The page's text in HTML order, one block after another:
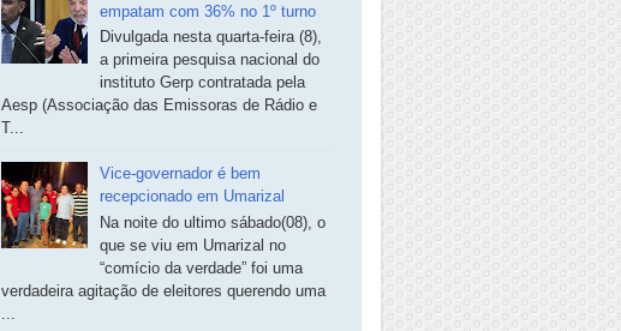
empatam com 36% no 1º turno
Divulgada nesta quarta-feira (8),
a primeira pesquisa nacional do
instituto Gerp contratada pela
Aesp (Associação das Emissoras de Rádio e
T...
Vice-governador é bem
recepcionado em Umarizal
Na noite do ultimo sábado(08), o
que se viu em Umarizal no
“comício da verdade” foi uma
verdadeira agitação de eleitores querendo uma